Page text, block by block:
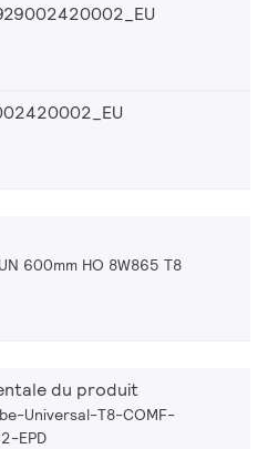
600mm HO 8W865 T8
du produit
Universal-T8-COMF-
EPD